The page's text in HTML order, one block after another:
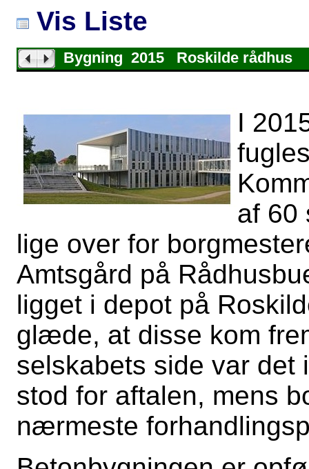
Vis Liste
Bygning 2015 Roskilde rådhus
I
af 60
lige over for
Amtsgård på
ligget i depot på
glæde, at disse kom
selskabets side var det
stod for aftalen, mens
nærmeste